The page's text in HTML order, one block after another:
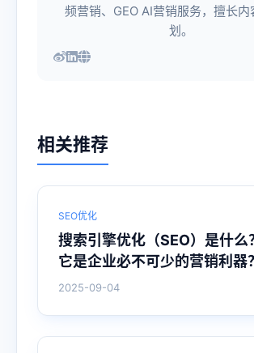
频营销、GEO AI营销服务，擅长内
划。
相关推荐
SEO优化
搜索引擎优化（SEO）是什么
它是企业必不可少的营销利器？
2025-09-04